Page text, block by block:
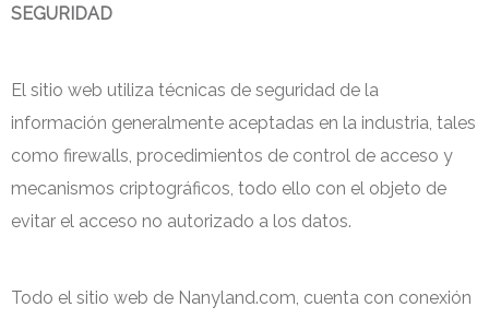
SEGURIDAD
El sitio web utiliza técnicas de seguridad de la
información generalmente aceptadas en la industria, tales
como firewalls, procedimientos de control de acceso y
mecanismos criptográficos, todo ello con el objeto de
evitar el acceso no autorizado a los datos.
Todo el sitio web de Nanyland.com, cuenta con conexión